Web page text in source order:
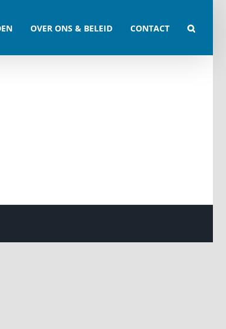
OVER ONS & BELEID CONTACT